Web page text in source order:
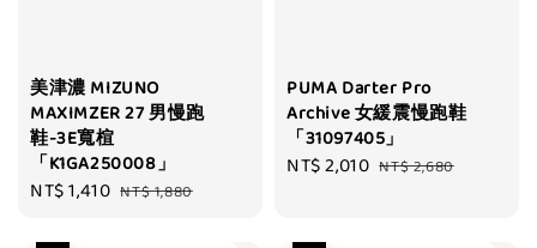
美津濃 MIZUNO
MAXIMZER 27 男慢跑
鞋-3E寬楦
「K1GA250008」
Sale
NT$ 1,410 Regular
NT$ 1,880
PUMA Darter Pro
Archive 女緩震慢跑鞋
「31097405」
Sale
NT$ 2,010 Regular
NT$ 2,680